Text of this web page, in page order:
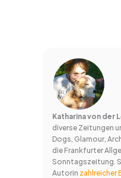
Katharina von der
diverse Zeitungen
Dogs, Glamour,
die Frankfurter
Sonntagszeitung.
Autorin zahlreicher